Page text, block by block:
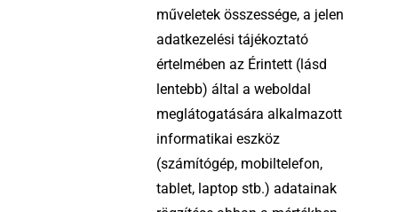
műveletek összessége, a jelen
adatkezelési tájékoztató
értelmében az Érintett (lásd
lentebb) által a weboldal
meglátogatására alkalmazott
informatikai eszköz
(számítógép, mobiltelefon,
tablet, laptop stb.) adatainak